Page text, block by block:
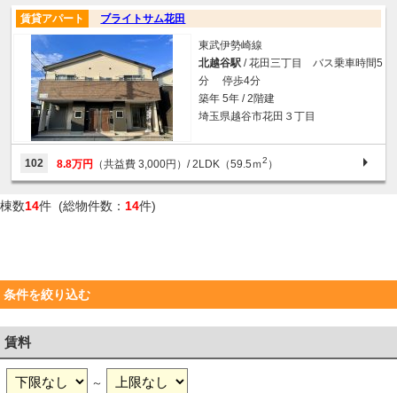
ブライトサム花田
賃貸アパート
東武伊勢崎線
北越谷駅 / 花田三丁目 バス乗車時間5
分 停歩4分
築年 5年 / 2階建
埼玉県越谷市花田３丁目
102 8.8万円 （共益費 3,000円）/ 2LDK（59.5ｍ2 ）
棟数14件 (総物件数： 14件)
条件を絞り込む
賃料
～